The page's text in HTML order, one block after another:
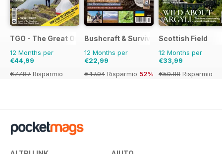
TGO - The Great Outdoors Magazine
12 Months per
€44,99
€77.87 Risparmio
Bushcraft & Survival Skills Magazine
12 Months per
€22,99
€47.94 Risparmio 52%
Scottish Field
12 Months per
€33,99
€59.88 Risparmio